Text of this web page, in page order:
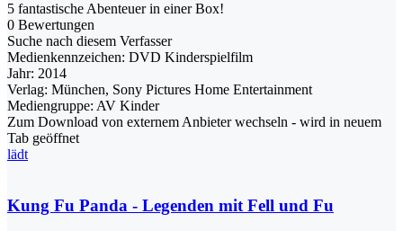
5 fantastische Abenteuer in einer Box!
0 Bewertungen
Suche nach diesem Verfasser
Medienkennzeichen: DVD Kinderspielfilm
Jahr: 2014
Verlag: München, Sony Pictures Home Entertainment
Mediengruppe: AV Kinder
Zum Download von externem Anbieter wechseln - wird in neuem
Tab geöffnet
lädt
Kung Fu Panda - Legenden mit Fell und Fu